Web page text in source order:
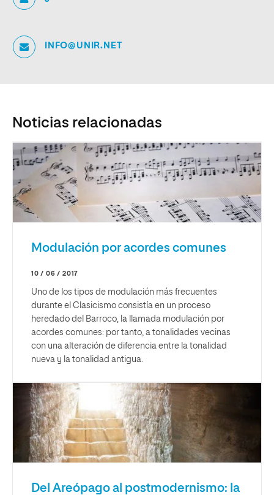
INFO@UNIR.NET
Noticias relacionadas
Modulación por acordes comunes
10 / 06 / 2017
Uno de los tipos de modulación más frecuentes
durante el Clasicismo consistía en un proceso
heredado del Barroco, la llamada modulación por
acordes comunes: por tanto, a tonalidades vecinas
con una alteración de diferencia entre la tonalidad
nueva y la tonalidad antigua.
Del Areópago al postmodernismo: la